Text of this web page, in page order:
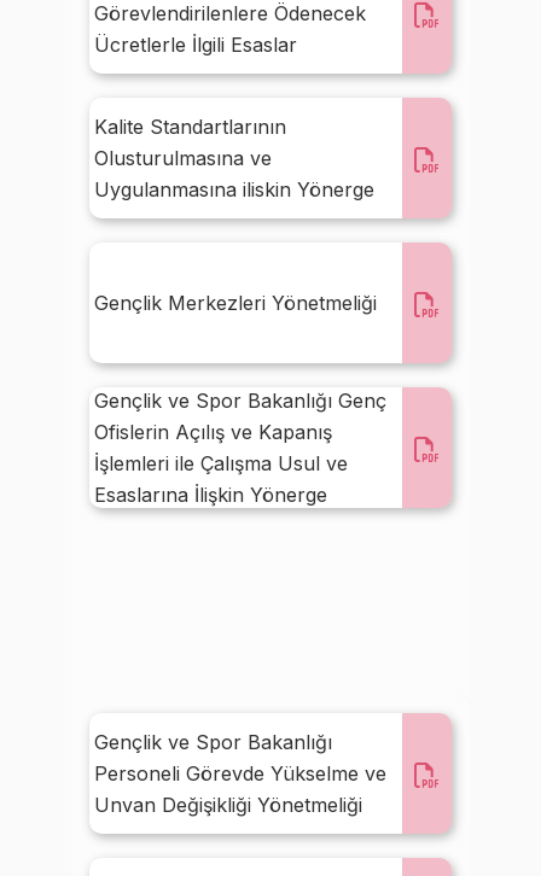
Görevlendirilenlere Ödenecek
Ücretlerle İlgili Esaslar
Kalite Standartlarının
Olusturulmasına ve
Uygulanmasına iliskin Yönerge
Gençlik Merkezleri Yönetmeliği
Gençlik ve Spor Bakanlığı Genç
Ofislerin Açılış ve Kapanış
İşlemleri ile Çalışma Usul ve
Esaslarına İlişkin Yönerge
Gençlik ve Spor Bakanlığı
Personeli Görevde Yükselme ve
Unvan Değişikliği Yönetmeliği